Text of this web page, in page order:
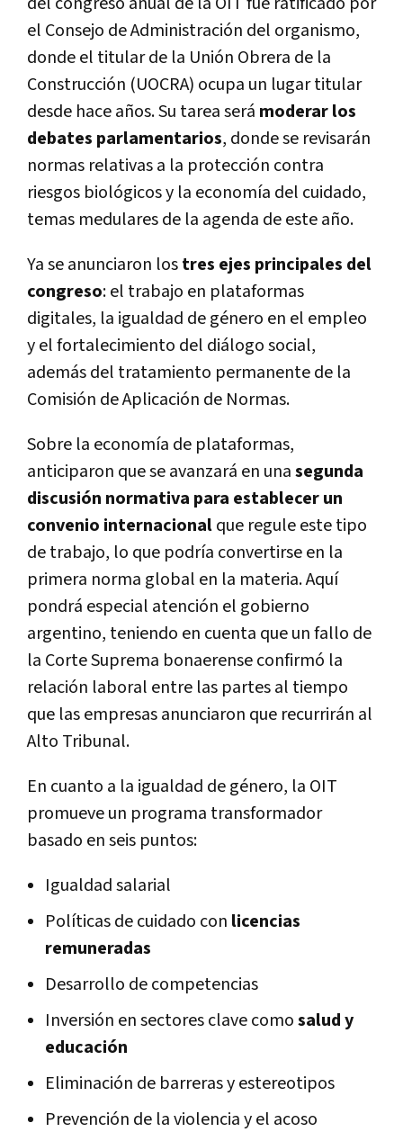
el Consejo de Administración del organismo,
donde el titular de la Unión Obrera de la
Construcción (UOCRA) ocupa un lugar titular
desde hace años.Su tarea será moderar los
debates parlamentarios, donde se revisarán
normas relativas a la protección contra
riesgos biológicos y la economía del cuidado,
temas medulares de la agenda de este año.
Ya se anunciaron lostres ejes principales del
congreso: el trabajo en plataformas
digitales, la igualdad de género en el empleo
y el fortalecimiento del diálogo social,
además del tratamiento permanente de la
Comisión de Aplicación de Normas.
Sobre la economía de plataformas,
anticiparon que se avanzará en unasegunda
discusión normativa para establecer un
convenio internacionalque regule este tipo
de trabajo, lo que podría convertirse en la
primera norma global en la materia. Aquí
pondrá especial atención el gobierno
argentino, teniendo en cuenta que un fallo de
la Corte Suprema bonaerense confirmó la
relación laboral entre las partes al tiempo
que las empresas anunciaron que recurrirán al
Alto Tribunal.
En cuanto a la igualdad de género, la OIT
promueve un programa transformador
basado en seis puntos:
Igualdad salarial
Políticas de cuidado con licencias
remuneradas
Desarrollo de competencias
Inversión en sectores clave comosalud y
educación
Eliminación de barreras y estereotipos
Prevención de la violencia y el acoso